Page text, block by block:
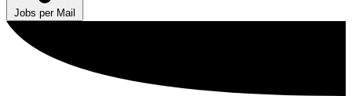
Jobs per Mail